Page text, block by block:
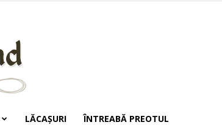
LĂCAŞURI ÎNTREABĂ PREOTUL